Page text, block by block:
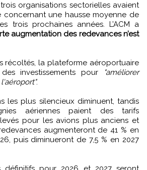
organisations sectorielles avaient
concernant une hausse moyenne de
trois prochaines années. L’ACM a
augmentation des redevances n’est
récoltés, la plateforme aéroportuaire
investissements pour "améliorer
.
les plus silencieux diminuent, tandis
aériennes paient des tarifs
pour les avions plus anciens et
augmenteront de 41 % en
puis diminueront de 7,5 % en 2027